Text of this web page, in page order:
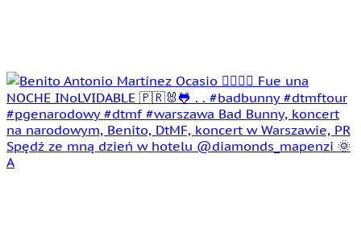
Spędź ze mną dzień w hotelu @diamonds_mapenzi 🌞
A